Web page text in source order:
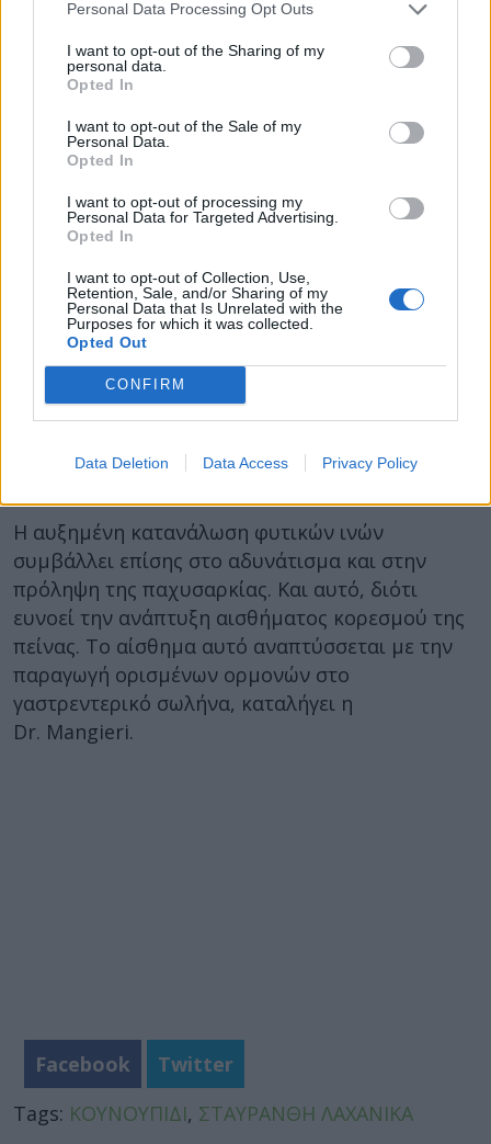
Personal Data Processing Opt Outs
I want to opt-out of the Sharing of my
personal data.
Opted In
I want to opt-out of the Sale of my
Personal Data.
Opted In
I want to opt-out of processing my
Personal Data for Targeted Advertising.
Opted In
I want to opt-out of Collection, Use,
Retention, Sale, and/or Sharing of my
Personal Data that Is Unrelated with the
Purposes for which it was collected.
Opted Out
CONFIRM
Data Deletion Data Access Privacy Policy
Την υπέρταση
Την αθηροσκλήρωση
Το εγκεφαλικό επεισόδιο
Το έμφραγμα του μυοκαρδίου
Ευνοεί την καλή λειτουργία του εντέρου
Επειδή το κουνουπίδι περιέχει πολλές φυτικές
ίνες, τροφοδοτεί τα ωφέλιμα βακτήρια του
εντέρου. Τα βακτήρια αυτά μειώνουν τη
φλεγμονή και προάγουν την πεπτική υγεία.
Επιπλέον, η επαρκής κατανάλωση φυτικών ινών
μπορεί να συμβάλλει στην πρόληψη πεπτικών
διαταραχών όπως:
Η δυσκοιλιότητα
Η αυξημένη κατανάλωση φυτικών ινών
συμβάλλει επίσης στο αδυνάτισμα και στην
πρόληψη της παχυσαρκίας. Και αυτό, διότι
ευνοεί την ανάπτυξη αισθήματος κορεσμού της
πείνας. Το αίσθημα αυτό αναπτύσσεται με την
παραγωγή ορισμένων ορμονών στο
γαστρεντερικό σωλήνα, καταλήγει η
Dr. Mangieri.
Facebook
Twitter
Tags: ΚΟΥΝΟΥΠΙΔΙ, ΣΤΑΥΡΑΝΘΗ ΛΑΧΑΝΙΚΑ